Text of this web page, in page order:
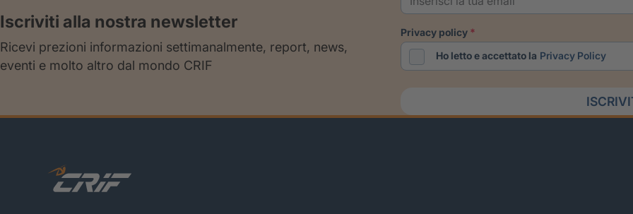
Iscriviti alla nostra newsletter
Ricevi prezioni informazioni settimanalmente, report, news,
eventi e molto altro dal mondo CRIF
privacy policy
Ho letto e accettato la Privacy Policy